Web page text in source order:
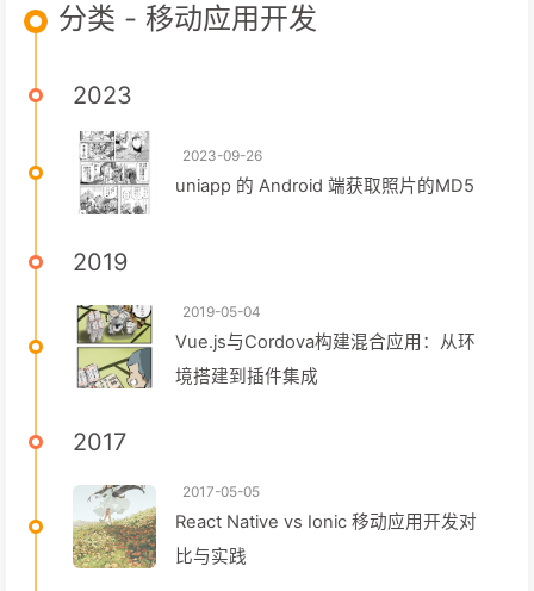
分类 - 移动应用开发
2023
2023-09-26
uniapp 的 Android 端获取照片的MD5
2019
2019-05-04
Vue.js与Cordova构建混合应用：从环
境搭建到插件集成
2017
2017-05-05
React Native vs Ionic 移动应用开发对
比与实践